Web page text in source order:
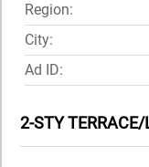
Region:
City:
Ad ID:
2-STY